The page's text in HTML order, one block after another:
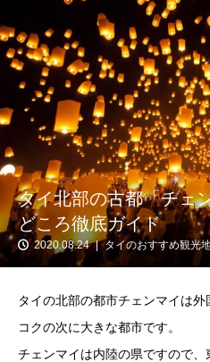
タイ北部の古都「チェ
どころ徹底ガイド
2020.08.24 タイのおすすめ観光
タイの北部の都市チェンマイは
コクの次に大きな都市です。
チェンマイは内陸の県ですので